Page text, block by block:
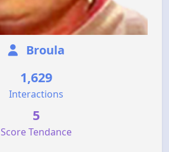
Broula
1,629
Interactions
5
Score Tendance